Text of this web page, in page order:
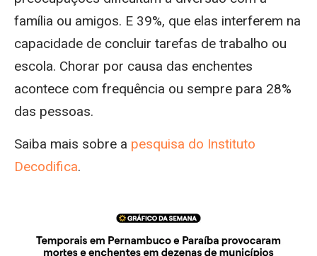
família ou amigos. E 39%, que elas interferem na
capacidade de concluir tarefas de trabalho ou
escola. Chorar por causa das enchentes
acontece com frequência ou sempre para 28%
das pessoas.
Saiba mais sobre a pesquisa do Instituto
Decodifica.